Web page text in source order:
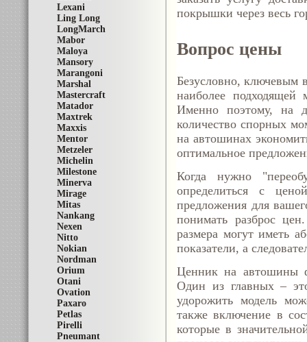
Lexani
Ling Long
LongMarch
Mabor
Maloya
Mansory
Marangoni
Marshal
Mastercraft
Matador
Maxtrek
Maxxis
Mentor
Metzeler
Michelin
Milestone
Minerva
Mirage
Mitas
Nankang
Nexen
Nitto
Nokian
Nordman
Orium
Otani
Ovation
Paxaro
Petlas
Pirelli
Pneumant
покрышки через весь
Вопрос цены
Безусловно, ключевым
наиболее
Именно поэтому, на
количество спорных
на автошинах
оптимальное
Когда нужно
определиться с
предложения для
понимать разброс
размера могут иметь
показатели, а
Ценник на автошины
Один из главных –
удорожить модель
также включение в
которые в